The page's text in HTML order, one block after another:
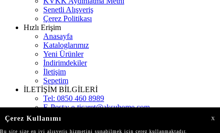
Senetli Alışveriş
Çerez Politikası
Hızlı Erişim
Anasayfa
Kataloglarımız
Yeni Ürünler
İndirimdekiler
İletişim
Sepetim
İLETİŞİM BİLGİLERİ
Tel: 0850 460 8989
E-Posta:e-ticaret@aksuhome.com
Adres:
Çerez Kullanımı X
Bu site size en iyi alışveriş hizmetini sunabilmek için çerez kullanmaktadır.